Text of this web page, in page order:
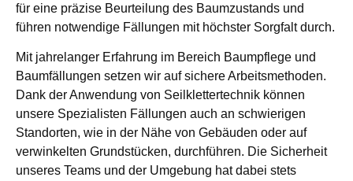
für eine präzise Beurteilung des Baumzustands und
führen notwendige Fällungen mit höchster Sorgfalt durch.
Mit jahrelanger Erfahrung im Bereich Baumpflege und
Baumfällungen setzen wir auf sichere Arbeitsmethoden.
Dank der Anwendung von Seilklettertechnik können
unsere Spezialisten Fällungen auch an schwierigen
Standorten, wie in der Nähe von Gebäuden oder auf
verwinkelten Grundstücken, durchführen. Die Sicherheit
unseres Teams und der Umgebung hat dabei stets